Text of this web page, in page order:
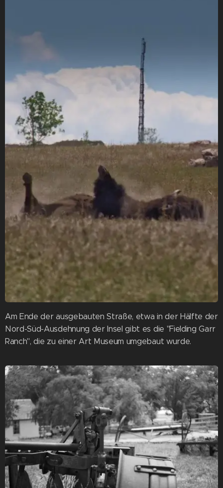
Am Ende der ausgebauten Straße, etwa in der Hälfte der
Nord-Süd-Ausdehnung der Insel gibt es die "Fielding Garr
Ranch", die zu einer Art Museum umgebaut wurde.